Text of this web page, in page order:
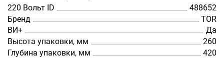
220 Вольт ID
488652
Бренд
TOR
ВИ+
Да
Высота упаковки, мм
260
Глубина упаковки, мм
420